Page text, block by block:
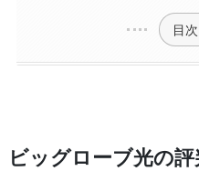
目
ビッグローブ光の